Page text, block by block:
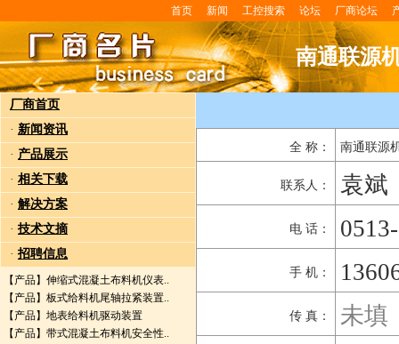
首页 新闻 工控搜索 论坛 厂商论坛
南通联源
厂商首页
· 新闻资讯
· 产品展示
· 相关下载
· 解决方案
· 技术文摘
· 招聘信息
【产品】 伸缩式混凝土布料机仪表..
【产品】 板式给料机尾轴拉紧装置..
【产品】 地表给料机驱动装置
【产品】 带式混凝土布料机安全性..
全 称： 南通联源
联系人： 袁斌
电 话：
手 机：
传 真： 未填